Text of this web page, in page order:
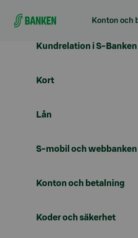
Konton och
Kundrelation i S-Banken
Kort
Lån
S-mobil och webbanken
Konton och betalning
Koder och säkerhet